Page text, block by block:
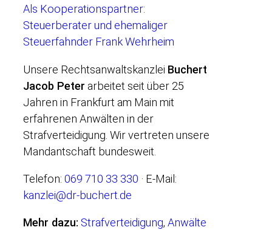
Als Kooperationspartner:
Steuerberater und ehemaliger
Steuerfahnder Frank Wehrheim
Unsere Rechtsanwaltskanzlei Buchert
Jacob Peter arbeitet seit über 25
Jahren in Frankfurt am Main mit
erfahrenen Anwälten in der
Strafverteidigung. Wir vertreten unsere
Mandantschaft bundesweit.
Telefon: 069 710 33 330 · E-Mail:
kanzlei@dr-buchert.de
Mehr dazu: Strafverteidigung, Anwälte